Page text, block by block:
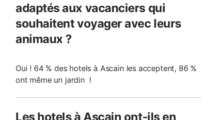
adaptés aux vacanciers qui
souhaitent voyager avec leurs
animaux ?
Oui ! 64 % des hotels à Ascain les acceptent, 86 %
ont même un jardin !
Les hotels à Ascain ont-ils en